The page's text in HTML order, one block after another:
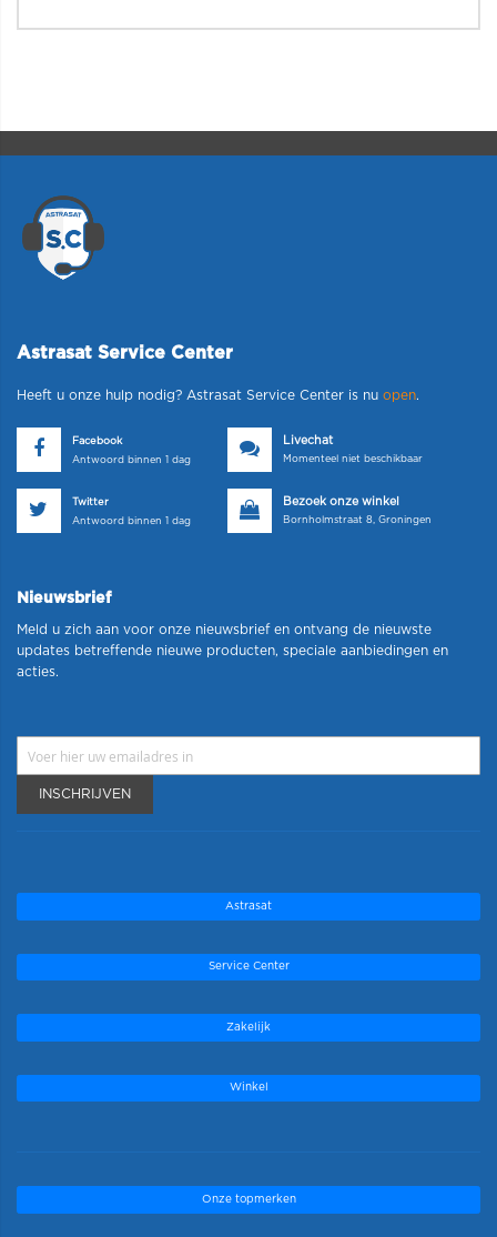
Astrasat Service Center
Heeft u onze hulp nodig? Astrasat Service Center is nu open.
Facebook
Antwoord binnen 1 dag
Livechat
Momenteel niet beschikbaar
Twitter
Antwoord binnen 1 dag
Bezoek onze winkel
Bornholmstraat 8, Groningen
Nieuwsbrief
Meld u zich aan voor onze nieuwsbrief en ontvang de nieuwste
updates betreffende nieuwe producten, speciale aanbiedingen en
acties.
INSCHRIJVEN
Astrasat
Service Center
Zakelijk
Winkel
Onze topmerken